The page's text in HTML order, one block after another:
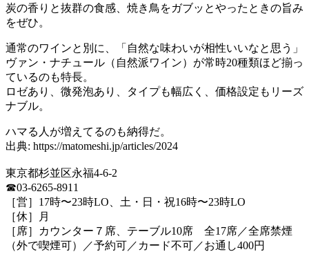
炭の香りと抜群の食感、焼き鳥をガブッとやったときの旨み
をぜひ。
通常のワインと別に、「自然な味わいが相性いいなと思う」
ヴァン・ナチュール（自然派ワイン）が常時20種類ほど揃っ
ているのも特長。
ロゼあり、微発泡あり、タイプも幅広く、価格設定もリーズ
ナブル。
ハマる人が増えてるのも納得だ。
出典: https://matomeshi.jp/articles/2024
東京都杉並区永福4-6-2
☎03-6265-8911
［営］17時〜23時LO、土・日・祝16時〜23時LO
［休］月
［席］カウンター７席、テーブル10席 全17席／全席禁煙
（外で喫煙可）／予約可／カード不可／お通し400円